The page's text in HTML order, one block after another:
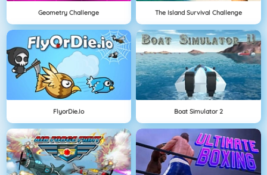
Geometry Challenge The Island Survival Challenge
FlyorDie.io Boat Simulator 2